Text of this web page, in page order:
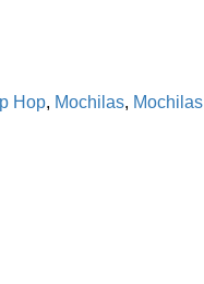
Hop, Mochilas, Mochilas